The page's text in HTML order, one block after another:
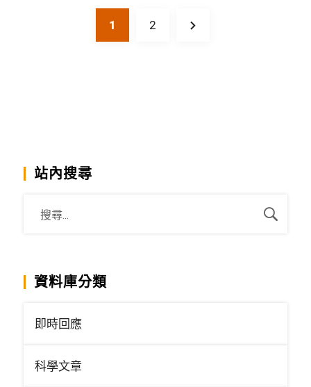
1 2
站內搜尋
資料庫分類
即時回應
科學文章